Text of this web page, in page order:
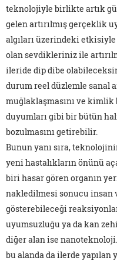
teknolojiyle birlikte artık
gelen artırılmış gerçeklik
algıları üzerindeki
olan sevdikleriniz ile
ileride dip dibe
durum reel düzlemle sanal
muğlaklaşmasını ve
duyumları gibi bir bütün
bozulmasını getirebilir.
Bunun yanı sıra,
yeni hastalıkların önünü
biri hasar gören organın
nakledilmesi sonucu insan
gösterebileceği
uyumsuzluğu ya da kan
diğer alan ise
bu alanda da ilerde yapılan